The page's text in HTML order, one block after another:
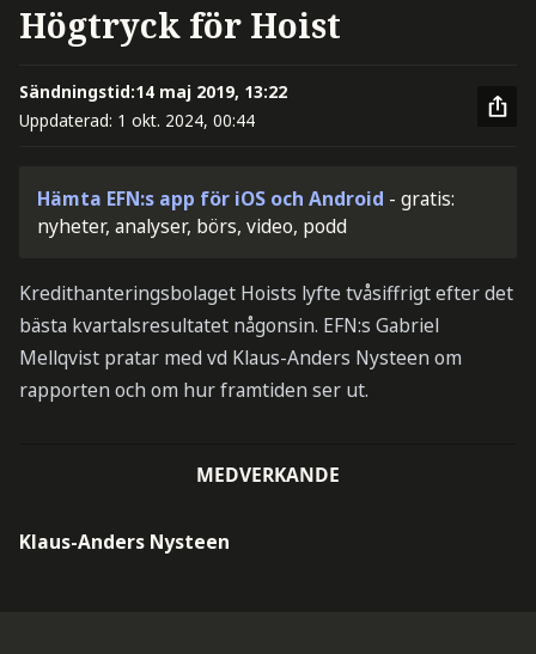
Högtryck för Hoist
Sändningstid:14 maj 2019, 13:22
Uppdaterad: 1 okt. 2024, 00:44
Hämta EFN:s app för iOS och Android - gratis:
nyheter, analyser, börs, video, podd
Kredithanteringsbolaget Hoists lyfte tvåsiffrigt efter det
bästa kvartalsresultatet någonsin. EFN:s Gabriel
Mellqvist pratar med vd Klaus-Anders Nysteen om
rapporten och om hur framtiden ser ut.
MEDVERKANDE
Klaus-Anders Nysteen